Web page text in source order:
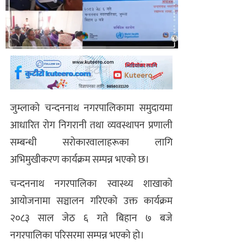
जुम्लाको चन्दननाथ नगरपालिकामा समुदायमा
आधारित रोग निगरानी तथा व्यवस्थापन प्रणाली
सम्बन्धी सरोकारवालाहरूका लागि
अभिमुखीकरण कार्यक्रम सम्पन्न भएको छ।
चन्दननाथ नगरपालिका स्वास्थ्य शाखाको
आयोजनामा सञ्चालन गरिएको उक्त कार्यक्रम
२०८३ साल जेठ ६ गते बिहान ७ बजे
नगरपालिका परिसरमा सम्पन्न भएको हो।